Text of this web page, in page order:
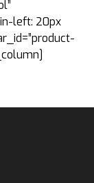
left: 20px